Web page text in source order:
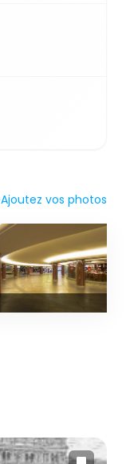
Ajoutez vos photos